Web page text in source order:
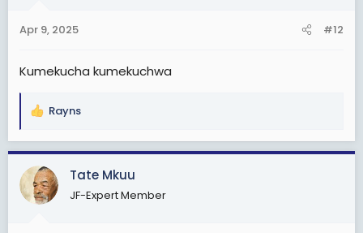
s
Apr 9, 2025 #12
Kumekucha kumekuchwa
R
a
c
t
i
Rayns
Tate Mkuu
JF-Expert Member